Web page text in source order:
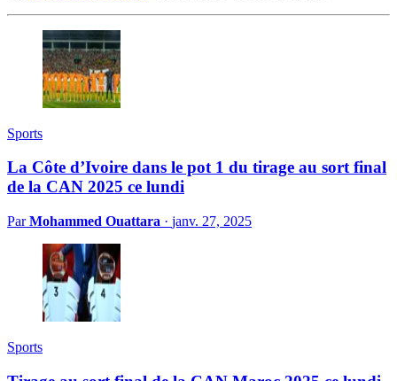
Sports
La Côte d’Ivoire dans le pot 1 du tirage au sort final
de la CAN 2025 ce lundi
ParMohammed Ouattara · janv. 27, 2025
Sports